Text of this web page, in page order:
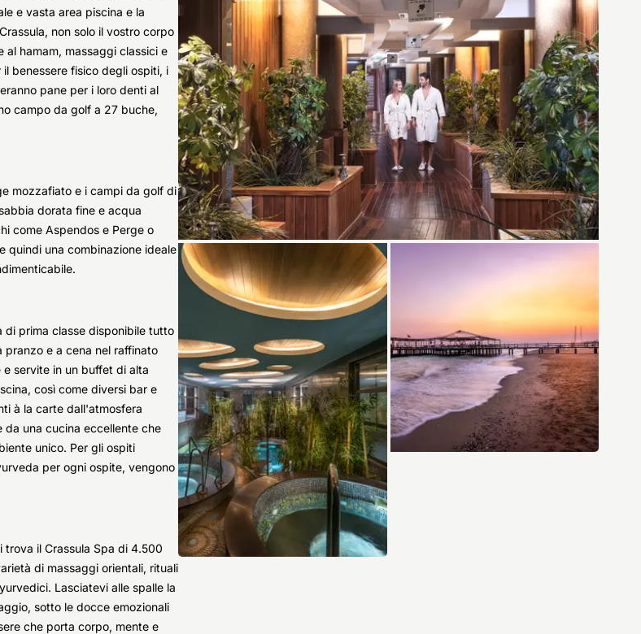
e vasta area piscina e la
non solo il vostro corpo
hamam, massaggi classici e
benessere fisico degli ospiti, i
pane per i loro denti al
campo da golf a 27 buche,
mozzafiato e i campi da golf di
dorata fine e acqua
come Aspendos e Perge o
quindi una combinazione ideale
prima classe disponibile tutto
e a cena nel raffinato
servite in un buffet di alta
così come diversi bar e
à la carte dall'atmosfera
da una cucina eccellente che
unico. Per gli ospiti
per ogni ospite, vengono
il Crassula Spa di 4.500
di massaggi orientali, rituali
Lasciatevi alle spalle la
sotto le docce emozionali
che porta corpo, mente e